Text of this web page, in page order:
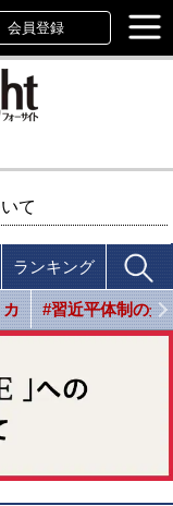
会員登録
て
ランキング
カ #習近平体制の光